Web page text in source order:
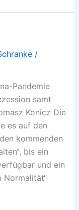
/
Pandemie
samt
Konicz Die
es auf den
kommenden
bis ein
und ein
Normalität“